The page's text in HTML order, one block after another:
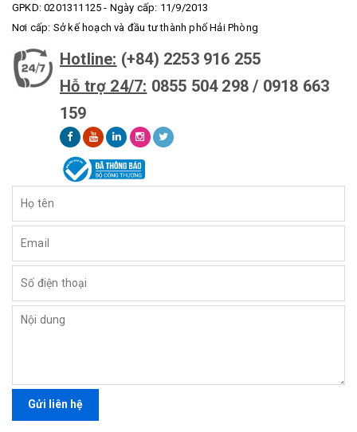
GPKD: 0201311125 - Ngày cấp: 11/9/2013
Nơi cấp: Sở kế hoạch và đầu tư thành phố Hải Phòng
Hotline: (+84) 2253 916 255
Hỗ trợ 24/7: 0855 504 298 / 0918 663
159
Gửi liên hệ